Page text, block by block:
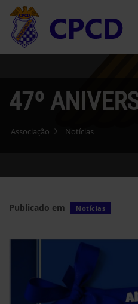
47º
Associação Notícias
Publicado em Notícias